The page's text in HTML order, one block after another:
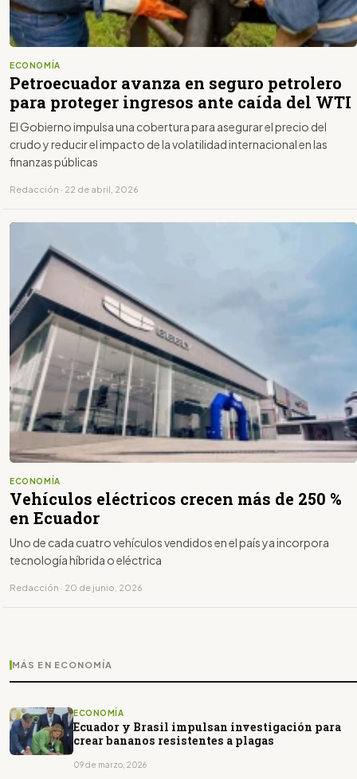
ECONOMÍA
Petroecuador avanza en seguro petrolero
para proteger ingresos ante caída del WTI
El Gobierno impulsa una cobertura para asegurar el precio del
crudo y reducir el impacto de la volatilidad internacional en las
finanzas públicas
Redacción · 22 de abril, 2026
ECONOMÍA
Vehículos eléctricos crecen más de 250 %
en Ecuador
Uno de cada cuatro vehículos vendidos en el país ya incorpora
tecnología híbrida o eléctrica
Redacción · 20 de junio, 2026
MÁS EN ECONOMÍA
ECONOMÍA
Ecuador y Brasil impulsan investigación para
crear bananos resistentes a plagas
09 de marzo, 2026